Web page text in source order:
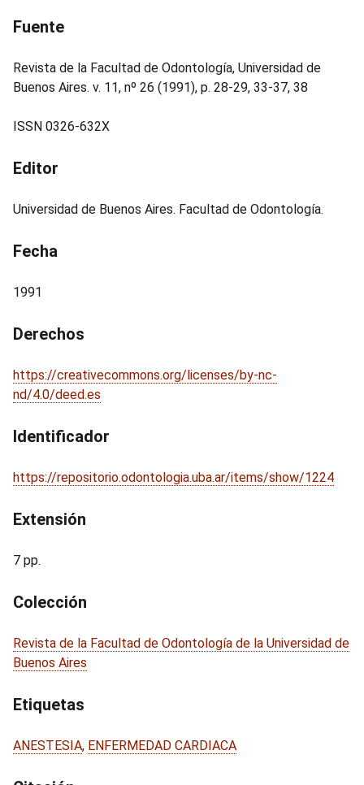
Fuente
Revista de la Facultad de Odontología, Universidad de
Buenos Aires. v. 11, nº 26 (1991), p. 28-29, 33-37, 38
ISSN 0326-632X
Editor
Universidad de Buenos Aires. Facultad de Odontología.
Fecha
1991
Derechos
https://creativecommons.org/licenses/by-nc-
nd/4.0/deed.es
Identificador
https://repositorio.odontologia.uba.ar/items/show/1224
Extensión
7 pp.
Colección
Revista de la Facultad de Odontología de la Universidad de
Buenos Aires
Etiquetas
ANESTESIA, ENFERMEDAD CARDIACA